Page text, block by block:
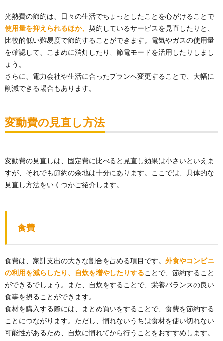
光熱費の節約は、日々の生活でちょっとしたことを心がけることで
使用量を抑えられるほか、 契約しているサービスを見直したりと、
比較的低い難易度で節約することができます。電気やガスの使用量
を確認して、こまめに消灯したり、節電モードを活用したりしまし
ょう。
さらに、電力会社や生活に合ったプランへ変更することで、大幅に
削減できる場合もあります。
変動費の見直し方法
変動費の見直しは、固定費に比べると見直し効果は小さいといえま
すが、それでも節約の余地は十分にあります。ここでは、具体的な
見直し方法をいくつかご紹介します。
食費
食費は、家計支出の大きな割合を占める項目です。 外食やコンビニ
の利用を減らしたり、自炊を増やしたりすることで、節約すること
ができるでしょう。また、自炊をすることで、栄養バランスの良い
食事を摂ることができます。
食材を購入する際には、まとめ買いをすることで、食費を節約する
ことにつながります。ただし、慣れないうちは食材を使い切れない
可能性があるため、自炊に慣れてから行うことをおすすめします。